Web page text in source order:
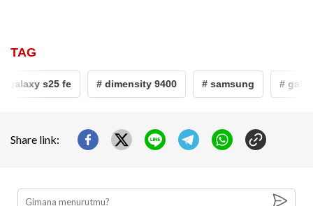
TAG
galaxy s25 fe # dimensity 9400 # samsung #
Share link: